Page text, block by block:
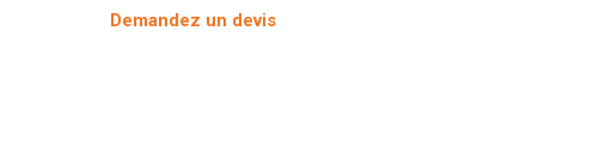
Demandez un devis